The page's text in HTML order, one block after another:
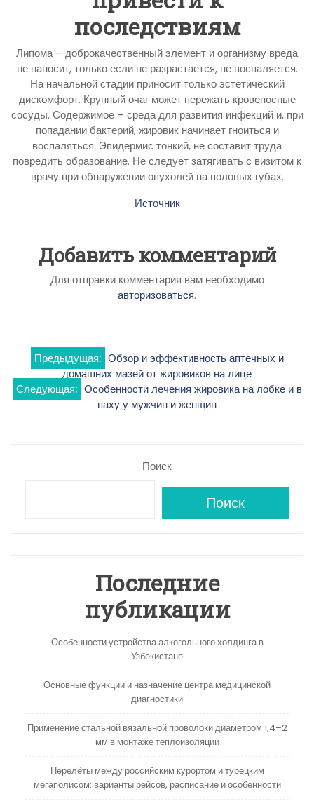
последствиям
Липома – доброкачественный элемент и организму вреда
не наносит, только если не разрастается, не воспаляется.
На начальной стадии приносит только эстетический
дискомфорт. Крупный очаг может пережать кровеносные
сосуды. Содержимое – среда для развития инфекций и, при
попадании бактерий, жировик начинает гноиться и
воспаляться. Эпидермис тонкий, не составит труда
повредить образование. Не следует затягивать с визитом к
врачу при обнаружении опухолей на половых губах.
Источник
Добавить комментарий
Для отправки комментария вам необходимо
авторизоваться.
Навигация
по
записям
Предыдущая: Обзор и эффективность аптечных и
домашних мазей от жировиков на лице
Следующая: Особенности лечения жировика на лобке и в
паху у мужчин и женщин
Поиск
Поиск
Последние
публикации
Особенности устройства алкогольного холдинга в
Узбекистане
Основные функции и назначение центра медицинской
диагностики
Применение стальной вязальной проволоки диаметром 1,4–2
мм в монтаже теплоизоляции
Перелёты между российским курортом и турецким
мегаполисом: варианты рейсов, расписание и особенности